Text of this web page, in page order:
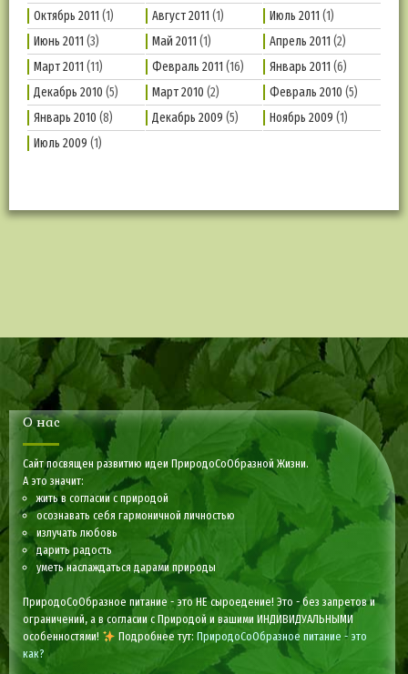
Октябрь 2011 (1) Август 2011 (1) Июль 2011 (1)
Июнь 2011 (3) Май 2011 (1) Апрель 2011 (2)
Март 2011 (11) Февраль 2011 (16) Январь 2011 (6)
Декабрь 2010 (5) Март 2010 (2) Февраль 2010 (5)
Январь 2010 (8) Декабрь 2009 (5) Ноябрь 2009 (1)
Июль 2009 (1)
О нас
Сайт посвящен развитию идеи ПриродоСоОбразной Жизни.
А это значит:
жить в согласии с природой
осознавать себя гармоничной личностью
излучать любовь
дарить радость
уметь наслаждаться дарами природы
ПриродоСоОбразное питание - это НЕ сыроедение! Это - без запретов и
ограничений, а в согласии с Природой и вашими ИНДИВИДУАЛЬНЫМИ
особенностями!
Подробнее тут: ПриродоСоОбразное питание - это
как?